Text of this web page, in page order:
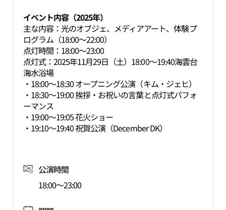
イベント内容（2025年）
主な内容：光のオブジェ、メディアアート、体験プ
ログラム（18:00～22:00）
点灯時間：18:00～23:00
点灯式：2025年11月29日（土）18:00～19:40海雲台
海水浴場
・18:00～18:30 オープニング公演（キム・ジェヒ）
・18:30～19:00 挨拶・お祝いの言葉と点灯式パフォ
ーマンス
・19:00～19:05 花火ショー
・19:10～19:40 祝賀公演（December DK）
公演時間
18:00～23:00